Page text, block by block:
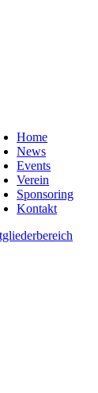
Home
News
Events
Verein
Sponsoring
Kontakt